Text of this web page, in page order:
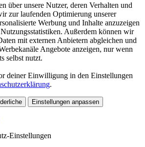
über unsere Nutzer, deren Verhalten und
zur laufenden Optimierung unserer
Werbung und Inhalte anzuzeigen
Außerdem können wir
mit externen Anbietern abgleichen und
Angebote anzeigen, nur wenn
selbst nutzt.
deiner Einwilligung in den Einstellungen
.
Einstellungen anpassen
Einstellungen